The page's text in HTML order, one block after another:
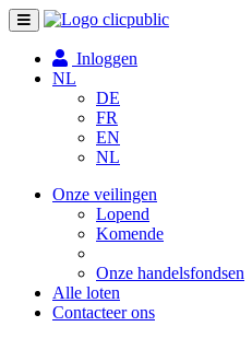
Toggle
navigation
Inloggen
NL
DE
FR
EN
NL
Onze veilingen
Lopend
Komende
Onze handelsfondsen
Alle loten
Contacteer ons